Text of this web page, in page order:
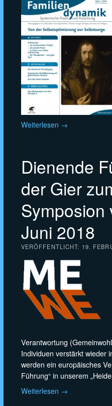
Weiterlesen →
Dienende
der Gier
Symposion
Juni 2018
VERÖFFENTLICHT: 19.
Verantwortung
Individuen verstärkt wieder
werden ein europäisches
Führung“ in unserem
Weiterlesen →